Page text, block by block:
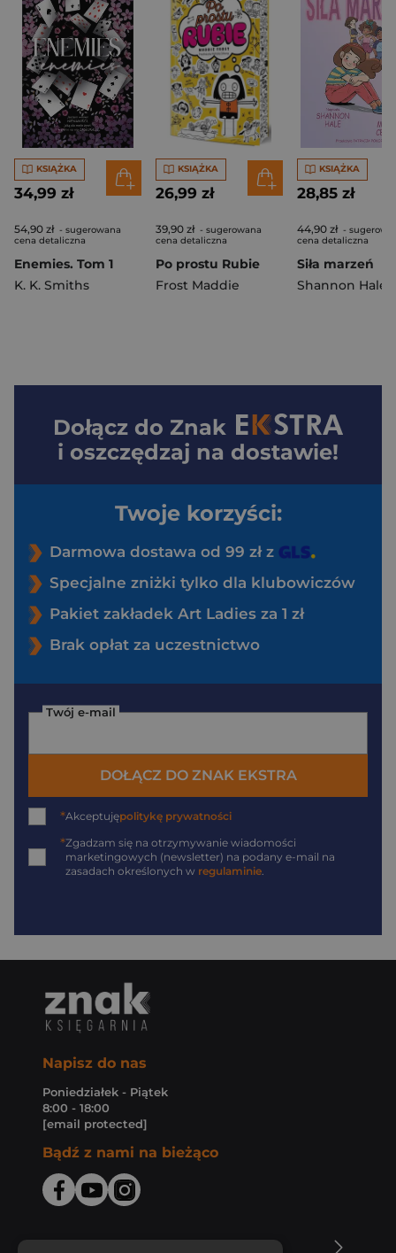
KSIĄŻKA
34,99 zł
54,90 zł - sugerowana
cena detaliczna
Enemies. Tom 1
K. K. Smiths
KSIĄŻKA
26,99 zł
39,90 zł - sugerowana
cena detaliczna
Po prostu Rubie
Frost Maddie
KSIĄŻKA
28,85 zł
44,90 zł -
cena detaliczna
Siła marzeń
Shannon Hale
Dołącz do Znak
i oszczędzaj na dostawie!
Twoje korzyści:
Darmowa dostawa od 99 zł z
Specjalne zniżki tylko dla klubowiczów
Pakiet zakładek Art Ladies za 1 zł
Brak opłat za uczestnictwo
Twój e-mail
DOŁĄCZ DO ZNAK EKSTRA
*Akceptujępolitykę prywatności
*Zgadzam się na otrzymywanie wiadomości
marketingowych (newsletter) na podany e-mail na
zasadach określonych w regulaminie
Napisz do nas
Poniedziałek - Piątek
8:00 - 18:00
[email protected]
Bądź z nami na bieżąco